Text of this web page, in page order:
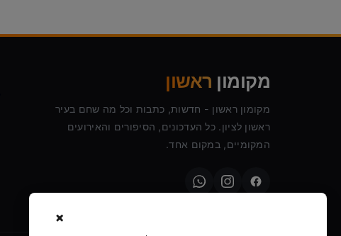
מקומון ראשון
מקומון ראשון - חדשות, כתבות וכל מה שחם בעיר
ראשון לציון. כל העדכונים, הסיפורים והאירועים
המקומיים, במקום אחד.
×